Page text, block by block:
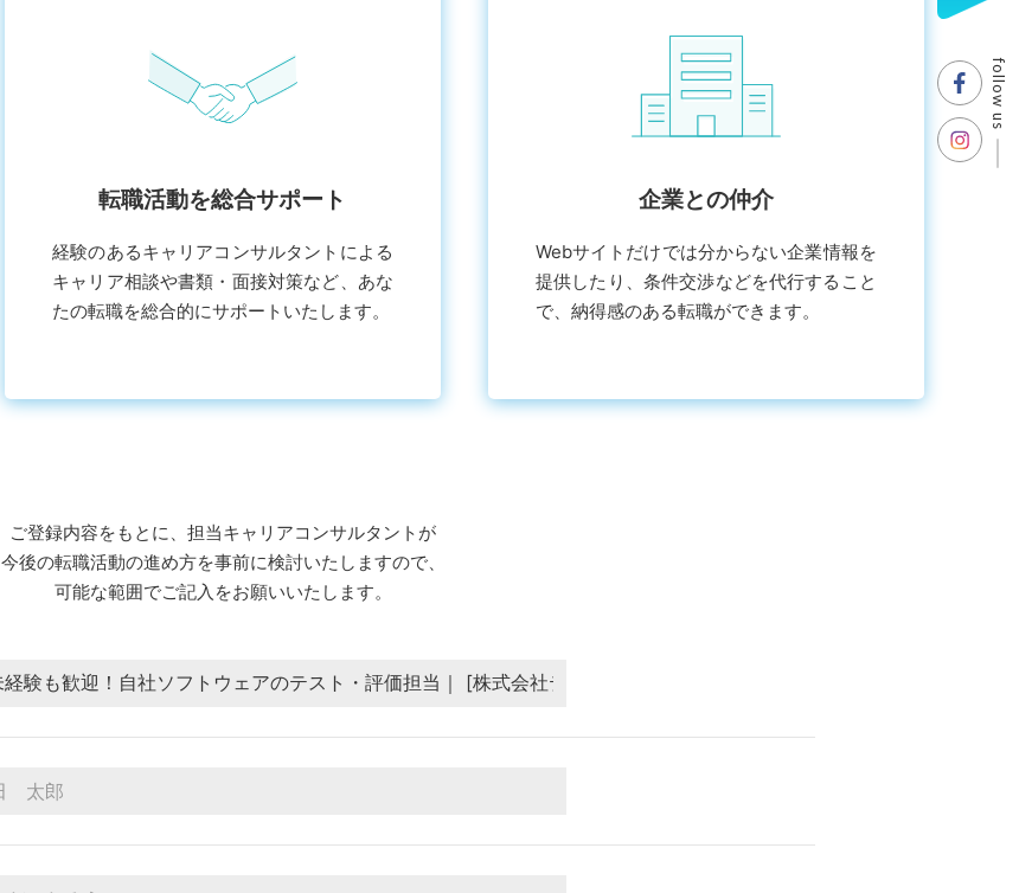
転職活動を総合サポート
経験のあるキャリアコンサルタントによる
キャリア相談や書類・⾯接対策など、あな
たの転職を総合的にサポートいたします。
企業との仲介
Webサイトだけでは分からない企業情報を
提供したり、条件交渉などを代⾏すること
で、納得感のある転職ができます。
ご登録内容をもとに、 担当キャリアコンサルタントが
今後の転職活動の進め⽅を事前に検討いたしますので、
可能な範囲でご記⼊をお願いいたします。
follow us